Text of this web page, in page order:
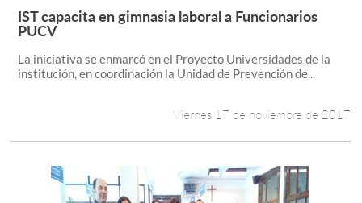
Leer más +
IST capacita en gimnasia laboral a Funcionarios
PUCV
La iniciativa se enmarcó en el Proyecto Universidades de la
institución, en coordinación la Unidad de Prevención de...
Viernes 17 de noviembre de 2017